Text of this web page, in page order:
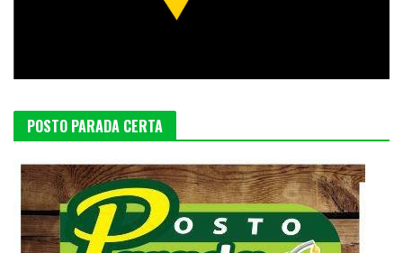
POSTO PARADA CERTA